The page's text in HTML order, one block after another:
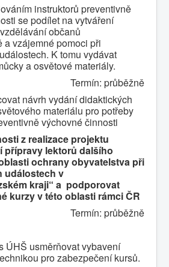
instruktorů preventivně
se podílet na vytváření
občanů
a vzájemné pomoci při
K tomu vydávat
a osvětové materiály.
Termín: průběžně
návrh vydání didaktických
materiálu pro potřeby
výchovné činnosti
z realizace projektu
přípravy lektorů dalšího
ochrany obyvatelstva při
událostech v
kraji“ a podporovat
kurzy v této oblasti rámci ČR
Termín: průběžně
ÚHŠ usměrňovat vybavení
pro zabezpečení kursů.